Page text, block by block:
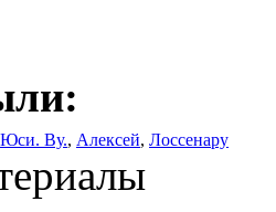
Юси. Ву., Алексей, Лоссенару